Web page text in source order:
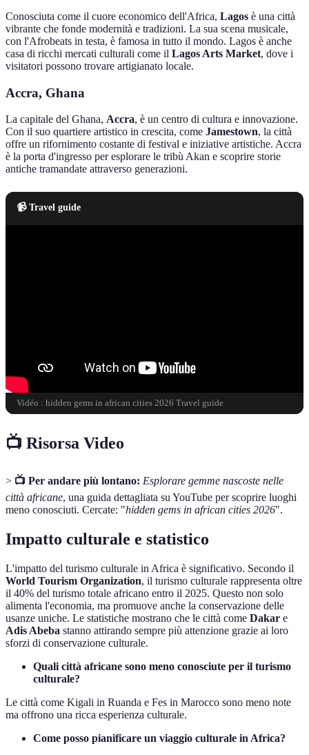
Conosciuta come il cuore economico dell'Africa, Lagos è una città
vibrante che fonde modernità e tradizioni. La sua scena musicale,
con l'Afrobeats in testa, è famosa in tutto il mondo. Lagos è anche
casa di ricchi mercati culturali come il Lagos Arts Market, dove i
visitatori possono trovare artigianato locale.
Accra, Ghana
La capitale del Ghana, Accra, è un centro di cultura e innovazione.
Con il suo quartiere artistico in crescita, come Jamestown, la città
offre un rifornimento costante di festival e iniziative artistiche. Accra
è la porta d'ingresso per esplorare le tribù Akan e scoprire storie
antiche tramandate attraverso generazioni.
📹 Travel guide
Vidéo : hidden gems in african cities 2026 Travel guide
📺 Risorsa Video
> 📺 Per andare più lontano: Esplorare gemme nascoste nelle
città africane, una guida dettagliata su YouTube per scoprire luoghi
meno conosciuti. Cercate: "hidden gems in african cities 2026".
Impatto culturale e statistico
L'impatto del turismo culturale in Africa è significativo. Secondo il
World Tourism Organization, il turismo culturale rappresenta oltre
il 40% del turismo totale africano entro il 2025. Questo non solo
alimenta l'economia, ma promuove anche la conservazione delle
usanze uniche. Le statistiche mostrano che le città come Dakar e
Adis Abeba stanno attirando sempre più attenzione grazie ai loro
sforzi di conservazione culturale.
Quali città africane sono meno conosciute per il turismo
culturale?
Le città come Kigali in Ruanda e Fes in Marocco sono meno note
ma offrono una ricca esperienza culturale.
Come posso pianificare un viaggio culturale in Africa?